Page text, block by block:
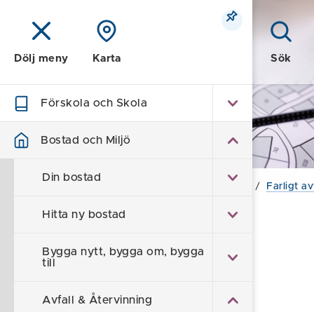
Meny Sök
Dölj meny Karta
Förskola och Skola
Bostad och Miljö
Din bostad
Hitta ny bostad
Bygga nytt, bygga om, bygga
till
Avfall & Återvinning
Bostad och Miljö
/ Farligt